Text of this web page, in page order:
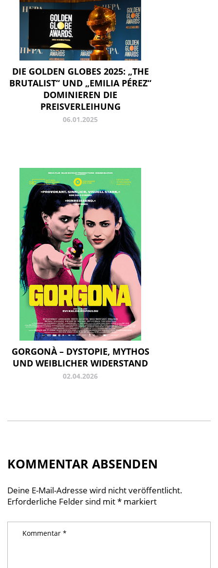
DIE GOLDEN GLOBES 2025: „THE
BRUTALIST“ UND „EMILIA PÉREZ“
DOMINIEREN DIE
PREISVERLEIHUNG
06.01.2025
GORGONÀ – DYSTOPIE, MYTHOS
UND WEIBLICHER WIDERSTAND
02.04.2026
KOMMENTAR ABSENDEN
Deine E-Mail-Adresse wird nicht veröffentlicht.
Erforderliche Felder sind mit* markiert